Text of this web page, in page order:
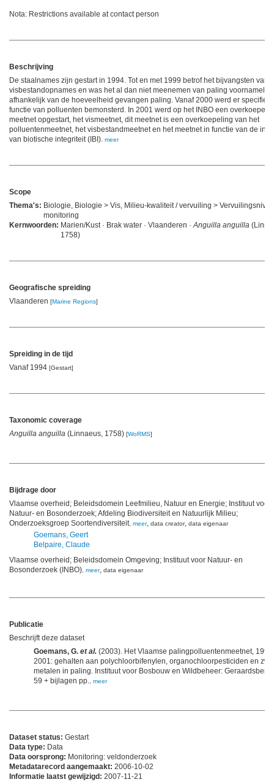
Nota: Restrictions available at contact person
Beschrijving
De staalnames zijn gestart in 1994. Tot en met 1999 betrof het bijvangsten van
visbestandopnames en was het al dan niet meenemen van paling voornamelijk
afhankelijk van de hoeveelheid gevangen paling. Vanaf 2000 werd er specifiek
functie van polluenten bemonsterd. In 2001 werd op het INBO een
meetnet opgestart, het vismeetnet, dit meetnet is een overkoepeling van het
polluentenmeetnet, het visbestandmeetnet en het meetnet in functie van de
van biotische integriteit (IBI). meer
Scope
Thema's: Biologie, Biologie > Vis, Milieu-kwaliteit / vervuiling >
monitoring
Kernwoorden: Marien/Kust · Brak water · Vlaanderen ·Anguilla anguilla
1758)
Geografische spreiding
Vlaanderen [Marine Regions]
Spreiding in de tijd
Vanaf 1994 [Gestart]
Taxonomic coverage
Anguilla anguilla (Linnaeus, 1758) [WoRMS]
Bijdrage door
Vlaamse overheid; Beleidsdomein Leefmilieu, Natuur en Energie; Instituut voor
Natuur- en Bosonderzoek; Afdeling Biodiversiteit en Natuurlijk Milieu;
Onderzoeksgroep Soortendiversiteit, meer, data creator, data eigenaar
Goemans, Geert
Belpaire, Claude
Vlaamse overheid; Beleidsdomein Omgeving; Instituut voor Natuur- en
Bosonderzoek (INBO), meer, data eigenaar
Publicatie
Beschrijft deze dataset
Goemans, G. et al. (2003). Het Vlaamse palingpolluentenmeetnet,
2001: gehalten aan polychloorbifenylen, organochloorpesticiden en
metalen in paling. Instituut voor Bosbouw en Wildbeheer:
59 + bijlagen pp., meer
Dataset status: Gestart
Data type: Data
Data oorsprong: Monitoring: veldonderzoek
Metadatarecord aangemaakt: 2006-10-02
Informatie laatst gewijzigd: 2007-11-21